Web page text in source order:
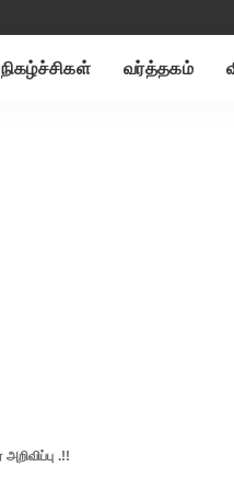
நிகழ்ச்சிகள் வர்த்தகம்
.!!